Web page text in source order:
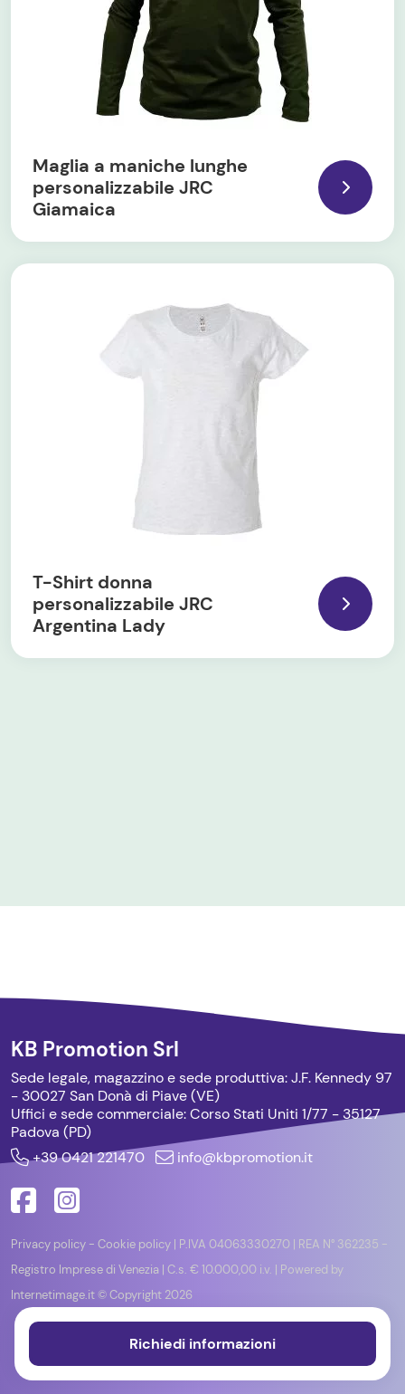
Richiedi informazioni
Maglia a maniche lunghe
personalizzabile JRC
Giamaica
T-Shirt donna
personalizzabile JRC
Argentina Lady
KB Promotion Srl
Sede legale, magazzino e sede produttiva:J.F. Kennedy 97
- 30027 San Donà di Piave (VE)
Uffici e sede commerciale:Corso Stati Uniti 1/77 - 35127
Padova (PD)
+39 0421 221470
info@kbpromotion.it
Privacy policy - Cookie policy | P.IVA 04063330270 | REA N° 362235 -
Registro Imprese di Venezia | C.s. € 10.000,00 i.v. | Powered by
Internetimage.it© Copyright 2026